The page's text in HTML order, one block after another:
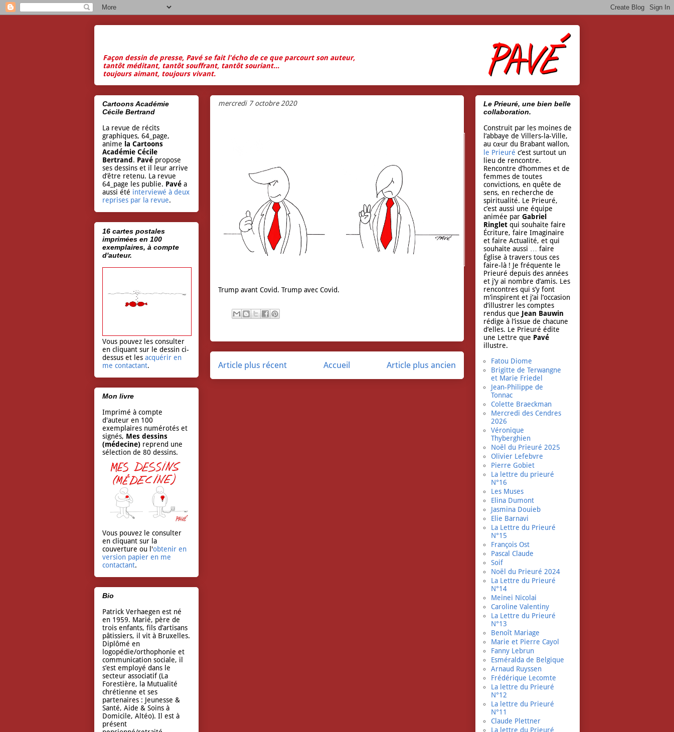
Façon dessin de presse, Pavé se fait l'écho de ce que parcourt son auteur,
tantôt méditant, tantôt souffrant, tantôt souriant...
toujours aimant, toujours vivant.
mercredi 7 octobre 2020
Trump avant Covid. Trump avec Covid.
Article plus récent Article plus ancien
Accueil
Cartoons Académie
Cécile Bertrand
La revue de récits
graphiques, 64_page,
anime la Cartoons
Académie Cécile
Bertrand . Pavé propose
ses dessins et il leur arrive
d’être retenu. La revue
64_page les publie. Pavé a
aussi été interviewé à deux
reprises par la revue.
16 cartes postales
imprimées en 100
exemplaires, à compte
d'auteur.
Vous pouvez les consulter
en cliquant sur le dessin ci-
dessus et les acquérir en
me contactant.
Mon livre
Imprimé à compte
d'auteur en 100
exemplaires numérotés et
signés, Mes dessins
(médecine) reprend une
sélection de 80 dessins.
Vous pouvez le consulter
en cliquant sur la
couverture ou l'obtenir en
version papier en me
contactant.
Bio
Patrick Verhaegen est né
en 1959. Marié, père de
trois enfants, fils d’artisans
pâtissiers, il vit à Bruxelles.
Diplômé en
logopédie/orthophonie et
communication sociale, il
s’est employé dans le
secteur associatif (La
Forestière, la Mutualité
chrétienne et ses
partenaires : Jeunesse &
Santé, Aide & Soins à
Domicile, Altéo). Il est à
présent
Le Prieuré, une bien belle
collaboration.
Construit par les moines de
l’abbaye de Villers-la-Ville,
au cœur du Brabant wallon,
le Prieuré c’est surtout un
lieu de rencontre.
Rencontre d’hommes et de
femmes de toutes
convictions, en quête de
sens, en recherche de
spiritualité. Le Prieuré,
c’est aussi une équipe
animée par Gabriel
Ringlet qui souhaite faire
Écriture, faire Imaginaire
et faire Actualité, et qui
souhaite aussi … faire
Église à travers tous ces
faire-là ! Je fréquente le
Prieuré depuis des années
et j’y ai nombre d’amis. Les
rencontres qui s’y font
m’inspirent et j’ai l’occasion
d’illustrer les comptes
rendus que Jean Bauwin
rédige à l’issue de chacune
d’elles. Le Prieuré édite
une Lettre que Pavé
illustre.
Fatou Diome
Brigitte de Terwangne
et Marie Friedel
Jean-Philippe de
Tonnac
Colette Braeckman
Mercredi des Cendres
2026
Véronique
Thyberghien
Noël du Prieuré 2025
Olivier Lefebvre
Pierre Gobiet
La lettre du prieuré
N°16
Les Muses
Elina Dumont
Jasmina Douieb
Elie Barnavi
La Lettre du Prieuré
N°15
François Ost
Pascal Claude
Soif
Noël du Prieuré 2024
La Lettre du Prieuré
N°14
Meinei Nicolai
Caroline Valentiny
La Lettre du Prieuré
N°13
Benoît Mariage
Marie et Pierre Cayol
Fanny Lebrun
Esméralda de Belgique
Arnaud Ruyssen
Frédérique Lecomte
La lettre du Prieuré
N°12
La lettre du Prieuré
N°11
Claude Plettner
La lettre du Prieuré